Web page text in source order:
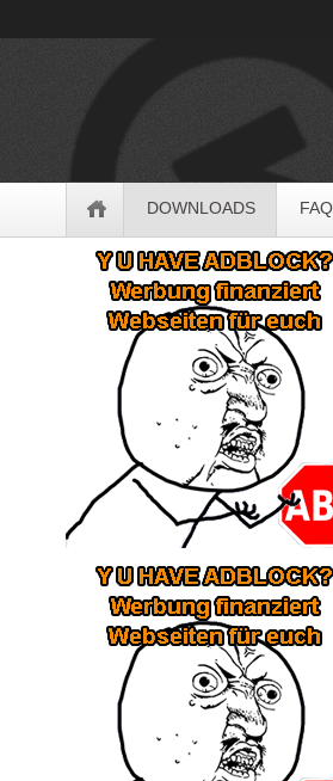
DOWNLOADS
Sidebar